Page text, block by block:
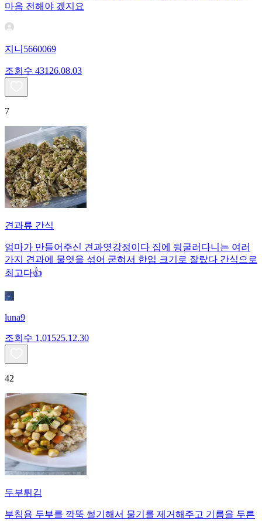
마음 전해야 겠지요
지니5660069
조회수 431 26.08.03
7
견과류 간식
엄마가 만들어주신 견과엿강정이다 집에 뒹굴러다니는 여러
가지 견과에 물엿을 섞어 굳혀서 한입 크기로 잘랐다 간식으로
최고다👍
luna9
조회수 1,01525.12.30
42
두부튀김
부침용 두부를 깍뚝 썰기해서 물기를 제거해주고 기름을 두른